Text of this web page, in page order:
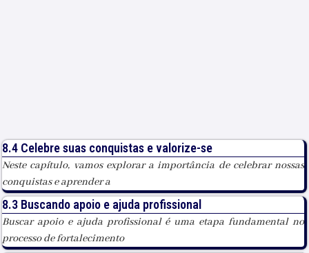
8.4 Celebre suas conquistas e valorize-se
Neste capítulo, vamos explorar a importância de celebrar nossas
conquistas e aprender a
8.3 Buscando apoio e ajuda profissional
Buscar apoio e ajuda profissional é uma etapa fundamental no
processo de fortalecimento